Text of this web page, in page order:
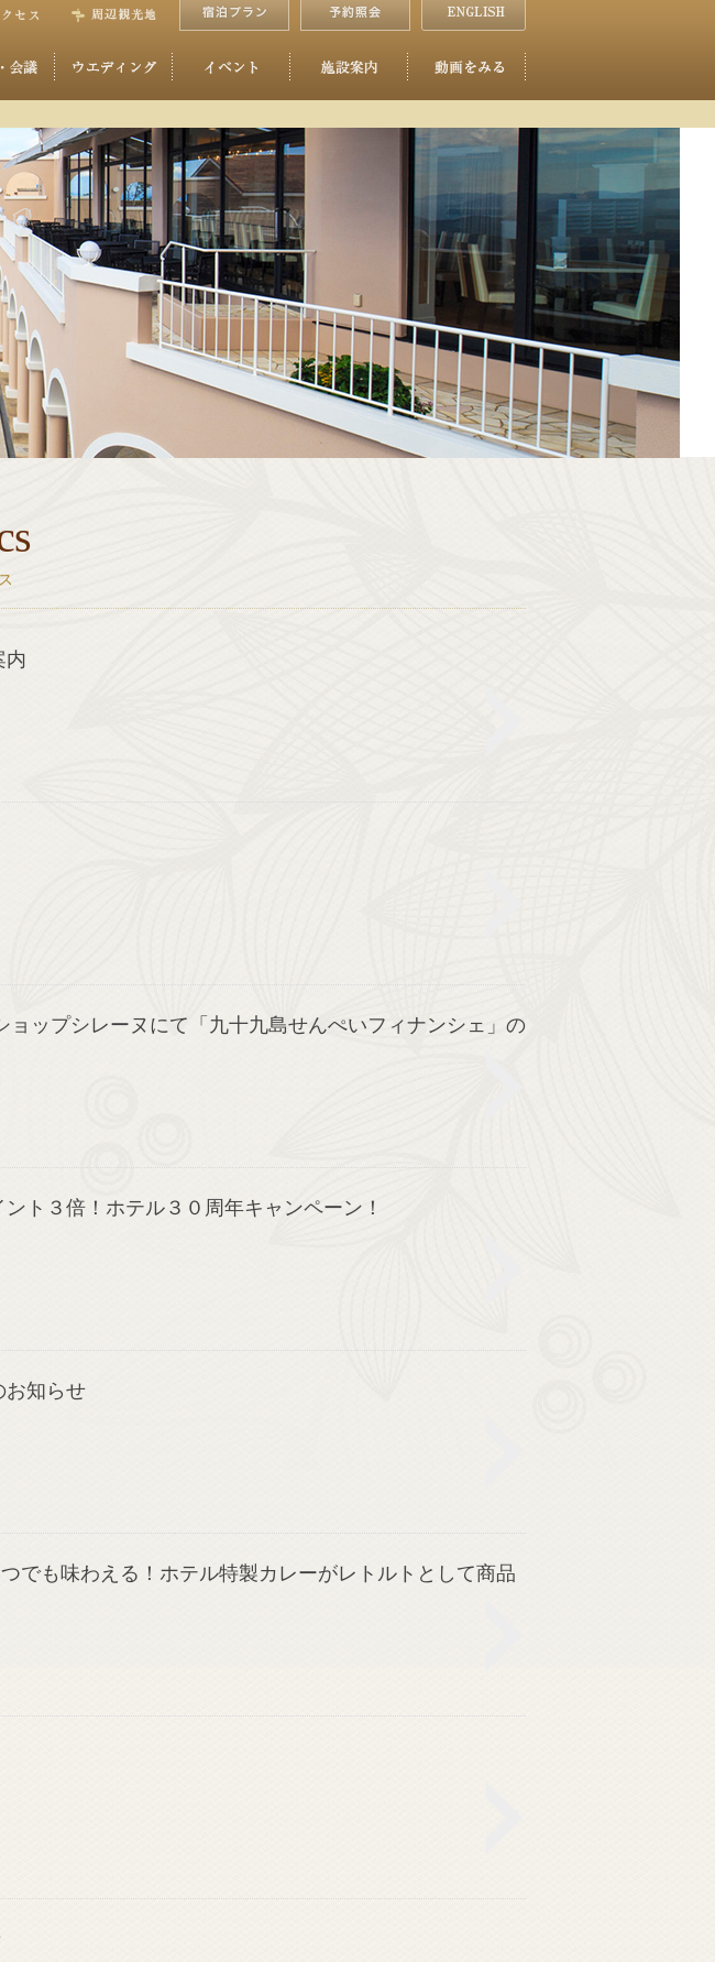
内
ョップシレーヌにて「九十九島せんぺいフィナンシェ」の
ト３倍！ホテル３０周年キャンペーン！
お知らせ
でも味わえる！ホテル特製カレーがレトルトとして商品